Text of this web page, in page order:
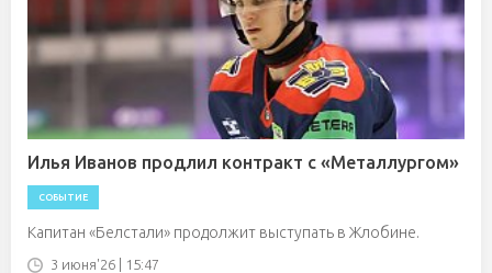
Илья Иванов продлил контракт с «Металлургом»
СОБЫТИЕ
Капитан «Белстали» продолжит выступать в Жлобине.
3 июня'26 | 15:47